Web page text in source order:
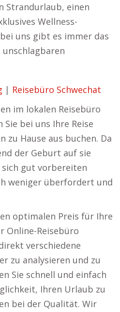
Strandurlaub, einen
Wellness-
uns gibt es immer das
unschlagbaren
| Reisebüro Schwechat
im lokalen Reisebüro
bei uns Ihre Reise
zu Hause aus buchen. Da
der Geburt auf sie
gut vorbereiten
weniger überfordert und
optimalen Preis für Ihre
Online-Reisebüro
verschiedene
zu analysieren und zu
Sie schnell und einfach
Ihren Urlaub zu
bei der Qualität. Wir